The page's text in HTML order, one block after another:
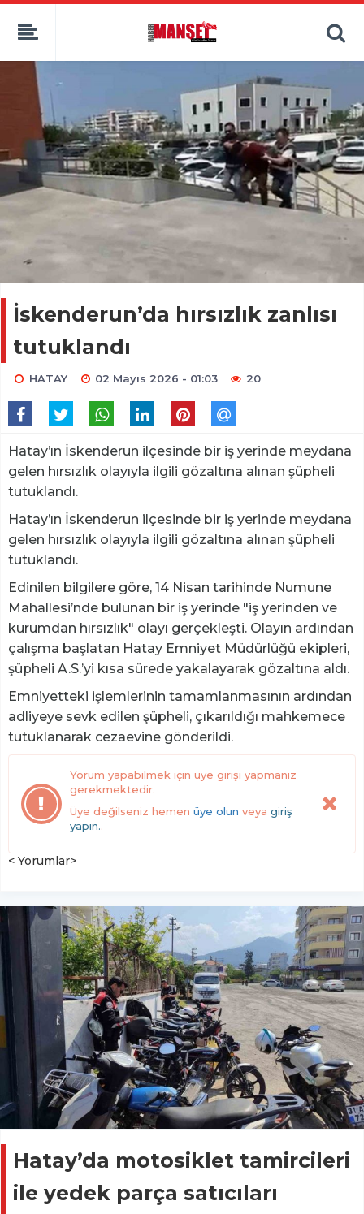
İskenderun’da hırsızlık zanlısı
tutuklandı
HATAY 02 Mayıs 2026 - 01:03 20
Hatay’ın İskenderun ilçesinde bir iş yerinde meydana
gelen hırsızlık olayıyla ilgili gözaltına alınan şüpheli
tutuklandı.
Hatay’ın İskenderun ilçesinde bir iş yerinde meydana
gelen hırsızlık olayıyla ilgili gözaltına alınan şüpheli
tutuklandı.
Edinilen bilgilere göre, 14 Nisan tarihinde Numune
Mahallesi’nde bulunan bir iş yerinde "iş yerinden ve
kurumdan hırsızlık" olayı gerçekleşti. Olayın ardından
çalışma başlatan Hatay Emniyet Müdürlüğü ekipleri,
şüpheli A.S.’yi kısa sürede yakalayarak gözaltına aldı.
Emniyetteki işlemlerinin tamamlanmasının ardından
adliyeye sevk edilen şüpheli, çıkarıldığı mahkemece
tutuklanarak cezaevine gönderildi.
Yorum yapabilmek için üye girişi yapmanız
gerekmektedir.
Üye değilseniz hemen üye olun veya giriş
yapın..
< Yorumlar>
Hatay’da motosiklet tamircileri
ile yedek parça satıcıları